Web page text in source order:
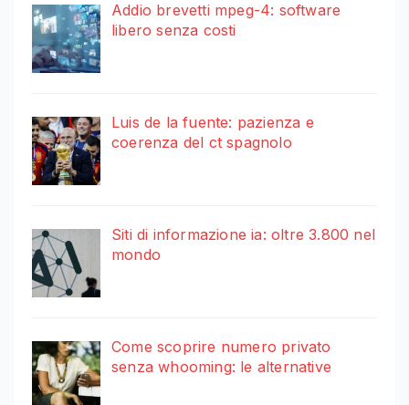
Addio brevetti mpeg-4: software
libero senza costi
Luis de la fuente: pazienza e
coerenza del ct spagnolo
Siti di informazione ia: oltre 3.800 nel
mondo
Come scoprire numero privato
senza whooming: le alternative